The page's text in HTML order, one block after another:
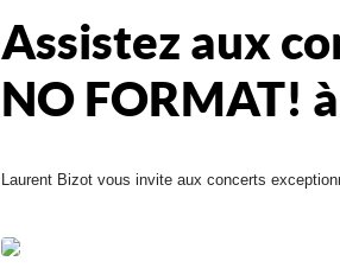
Assistez aux
NO FORMAT!
Laurent Bizot vous invite aux concerts